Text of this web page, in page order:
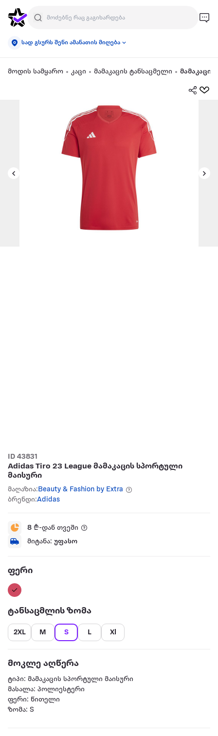
სად გსურს შენი ამანათის მიღება
მოდის სამყარო კაცი მამაკაცის ტანსაცმელი
ID 43831
Adidas Tiro 23 League მამაკაცის სპორტული
მაისური
მაღაზია:Beauty & Fashion by Extra
ბრენდი:Adidas
8 ₾-დან თვეში
მიტანა: უფასო
ფერი
ტანსაცმლის ზომა
2XL M S L Xl
მოკლე აღწერა
ტიპი: მამაკაცის სპორტული მაისური
მასალა: პოლიესტერი
ფერი: წითელი
ზომა: S